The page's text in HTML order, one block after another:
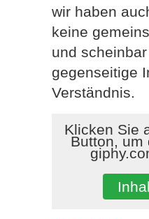
wir haben
keine
und
gegenseitige
Verständnis.
Klicken Sie
Button, um